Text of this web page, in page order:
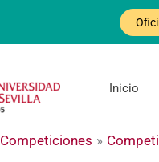
Inicio
Competiciones